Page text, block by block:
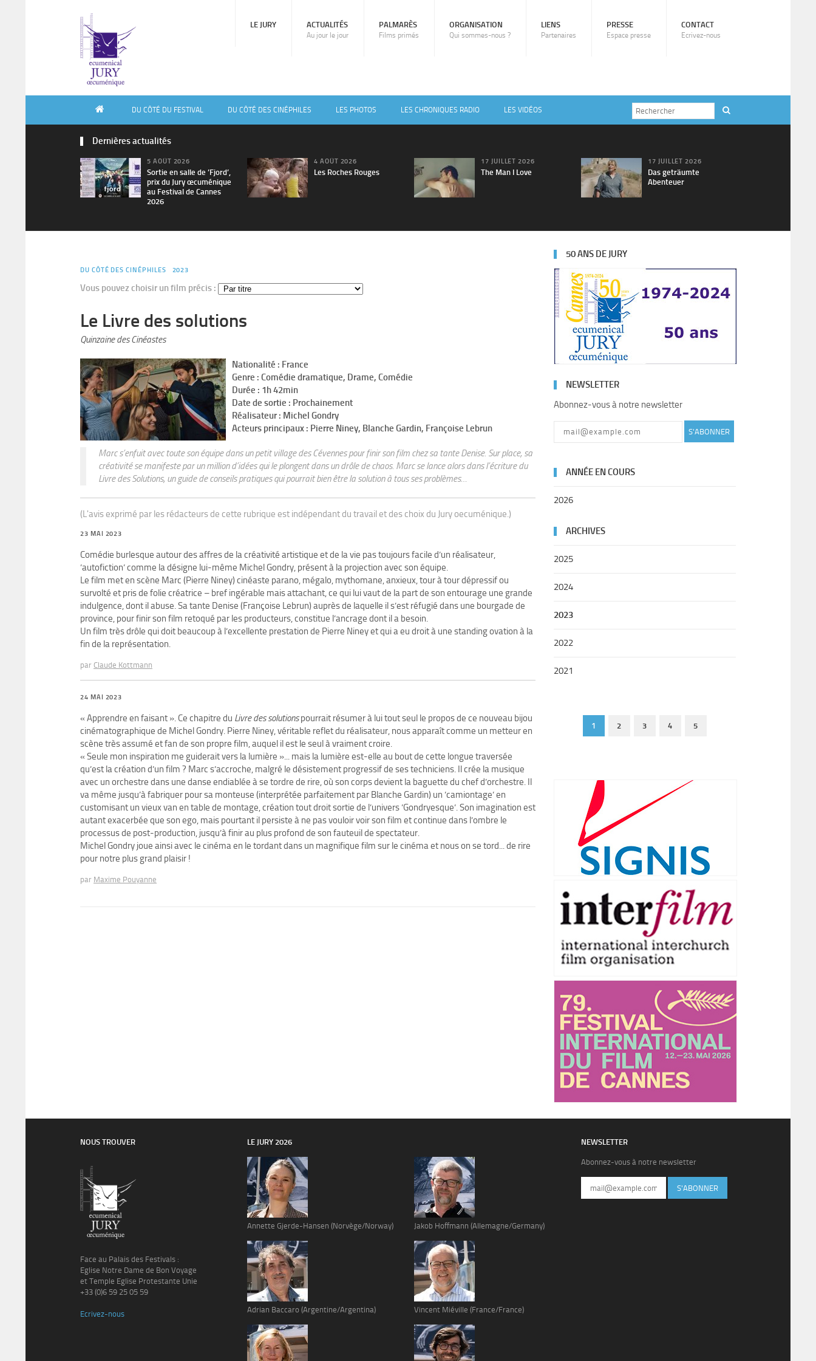
LE JURY ACTUALITÉS
Au jour le jour
PALMARÈS
Films primés
ORGANISATION
Qui sommes-nous ?
LIENS
Partenaires
PRESSE
Espace presse
CONTACT
Ecrivez-nous
DU CÔTÉ DU FESTIVAL DU CÔTÉ DES CINÉPHILES LES PHOTOS LES CHRONIQUES RADIO LES VIDÉOS
Dernières actualités
5 AOÛT 2026
Sortie en salle de ’Fjord’,
prix du Jury œcuménique
au Festival de Cannes
2026
4 AOÛT 2026
Les Roches Rouges
17 JUILLET 2026
The Man I Love
17 JUILLET 2026
Das geträumte
Abenteuer
DU CÔTÉ DES CINÉPHILES 2023
Vous pouvez choisir un film précis :
Le Livre des solutions
Quinzaine des Cinéastes
Nationalité : France
Genre : Comédie dramatique, Drame, Comédie
Durée : 1h 42min
Date de sortie : Prochainement
Réalisateur : Michel Gondry
Acteurs principaux : Pierre Niney, Blanche Gardin, Françoise Lebrun
Marc s’enfuit avec toute son équipe dans un petit village des Cévennes pour finir son film chez sa tante Denise. Sur place, sa
créativité se manifeste par un million d’idées qui le plongent dans un drôle de chaos. Marc se lance alors dans l’écriture du
Livre des Solutions, un guide de conseils pratiques qui pourrait bien être la solution à tous ses problèmes…
(L'avis exprimé par les rédacteurs de cette rubrique est indépendant du travail et des choix du Jury oecuménique.)
23 MAI 2023
Comédie burlesque autour des affres de la créativité artistique et de la vie pas toujours facile d’un réalisateur,
’autofiction’ comme la désigne lui-même Michel Gondry, présent à la projection avec son équipe.
Le film met en scène Marc (Pierre Niney) cinéaste parano, mégalo, mythomane, anxieux, tour à tour dépressif ou
survolté et pris de folie créatrice – bref ingérable mais attachant, ce qui lui vaut de la part de son entourage une grande
indulgence, dont il abuse. Sa tante Denise (Françoise Lebrun) auprès de laquelle il s’est réfugié dans une bourgade de
province, pour finir son film retoqué par les producteurs, constitue l’ancrage dont il a besoin.
Un film très drôle qui doit beaucoup à l’excellente prestation de Pierre Niney et qui a eu droit à une standing ovation à la
fin de la représentation.
par Claude Kottmann
24 MAI 2023
« Apprendre en faisant ». Ce chapitre du Livre des solutionspourrait résumer à lui tout seul le propos de ce nouveau bijou
cinématographique de Michel Gondry. Pierre Niney, véritable reflet du réalisateur, nous apparaît comme un metteur en
scène très assumé et fan de son propre film, auquel il est le seul à vraiment croire.
« Seule mon inspiration me guiderait vers la lumière »... mais la lumière est-elle au bout de cette longue traversée
qu’est la création d’un film ? Marc s’accroche, malgré le désistement progressif de ses techniciens. Il crée la musique
avec un orchestre dans une danse endiablée à se tordre de rire, où son corps devient la baguette du chef d’orchestre. Il
va même jusqu’à fabriquer pour sa monteuse (interprétée parfaitement par Blanche Gardin) un ’camiontage’ en
customisant un vieux van en table de montage, création tout droit sortie de l’univers ’Gondryesque’. Son imagination est
autant exacerbée que son ego, mais pourtant il persiste à ne pas vouloir voir son film et continue dans l’ombre le
processus de post-production, jusqu’à finir au plus profond de son fauteuil de spectateur.
Michel Gondry joue ainsi avec le cinéma en le tordant dans un magnifique film sur le cinéma et nous on se tord... de rire
pour notre plus grand plaisir !
par Maxime Pouyanne
50 ANS DE JURY
NEWSLETTER
Abonnez-vous à notre newsletter
S'ABONNER
ANNÉE EN COURS
2026
ARCHIVES
2025
2024
2023
2022
2021
1 2 3 4 5
NOUS TROUVER
Face au Palais des Festivals :
Eglise Notre Dame de Bon Voyage
et Temple Eglise Protestante Unie
+33 (0)6 59 25 05 59
Ecrivez-nous
LE JURY 2026
Annette Gjerde-Hansen (Norvège/Norway)
Adrian Baccaro (Argentine/Argentina)
Jakob Hoffmann (Allemagne/Germany)
Vincent Miéville (France/France)
NEWSLETTER
Abonnez-vous à notre newsletter
S'ABONNER